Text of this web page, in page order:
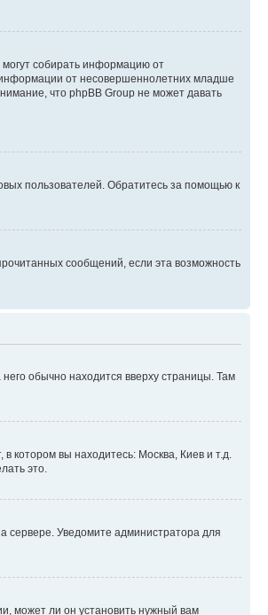
собирать информацию от
от несовершеннолетних младше
что phpBB Group не может давать
пользователей. Обратитесь за помощью к
сообщений, если эта возможность
него обычно находится вверху страницы. Там
котором вы находитесь: Москва, Киев и т.д.
это.
сервере. Уведомите администратора для
может ли он установить нужный вам